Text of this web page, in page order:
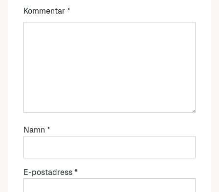
Kommentar *
Namn *
E-postadress *